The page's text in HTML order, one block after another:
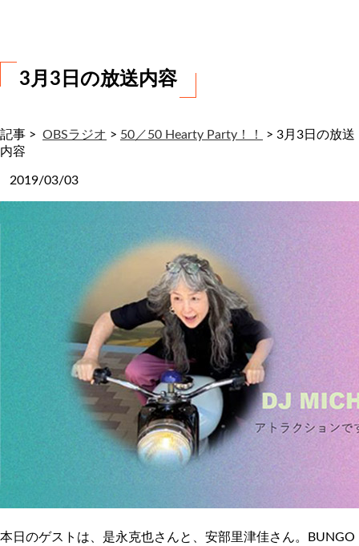
3月3日の放送内容
記事 > OBSラジオ > 50／50 Hearty Party！！ > 3月3日の放送
内容
2019/03/03
本日のゲストは、是永克也さんと、安部里津佳さん。BUNGO